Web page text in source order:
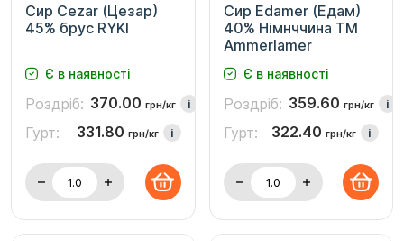
Сир Cezar (Цезар)
45% брус RYKI
Є в наявності
Роздріб: 370.00 грн/кг i
Гурт: 331.80 грн/кг i
Сир Edamer (Едам)
40% Німнччина ТМ
Ammerlamer
Є в наявності
Роздріб: 359.60 грн/кг i
Гурт: 322.40 грн/кг i